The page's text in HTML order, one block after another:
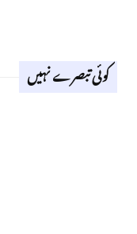
کوئی تبصرے نہیں